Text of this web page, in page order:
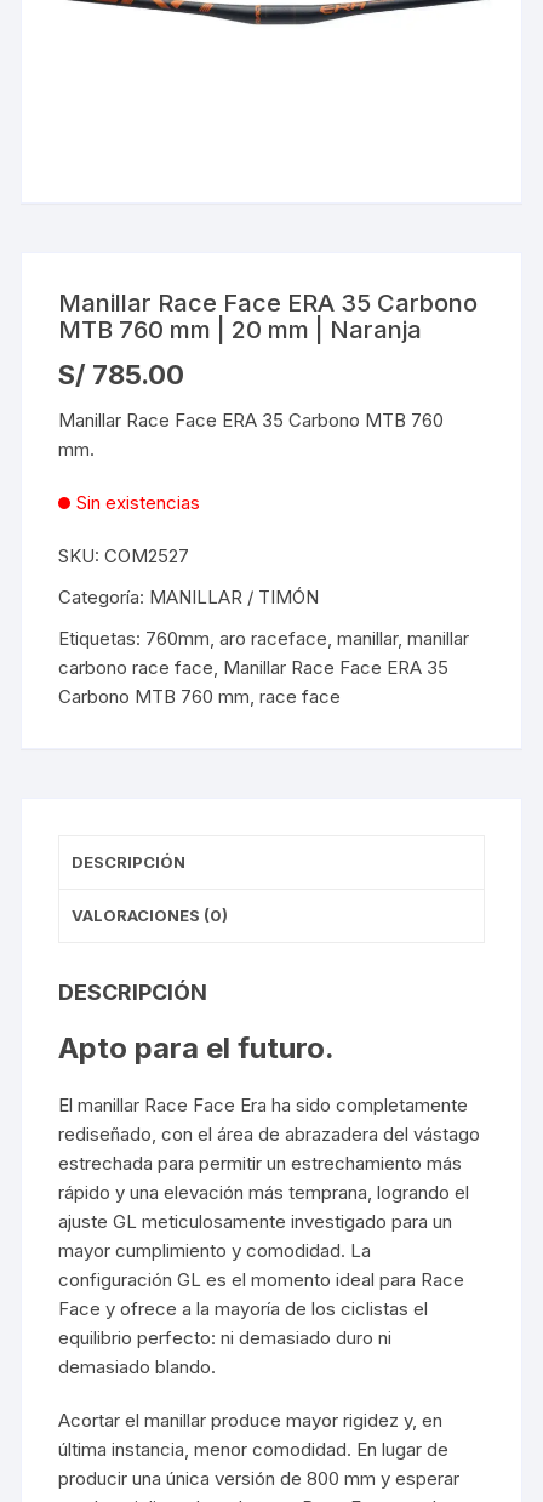
Manillar Race Face ERA 35 Carbono
MTB 760 mm | 20 mm | Naranja
S/ 785.00
Manillar Race Face ERA 35 Carbono MTB 760
mm.
Sin existencias
SKU:COM2527
Categoría: MANILLAR / TIMÓN
Etiquetas: 760mm,aro raceface,manillar,manillar
carbono race face, Manillar Race Face ERA 35
Carbono MTB 760 mm,race face
DESCRIPCIÓN
VALORACIONES (0)
DESCRIPCIÓN
Apto para el futuro.
El manillar Race Face Era ha sido completamente
rediseñado, con el área de abrazadera del vástago
estrechada para permitir un estrechamiento más
rápido y una elevación más temprana, logrando el
ajuste GL meticulosamente investigado para un
mayor cumplimiento y comodidad. La
configuración GL es el momento ideal para Race
Face y ofrece a la mayoría de los ciclistas el
equilibrio perfecto: ni demasiado duro ni
demasiado blando.
Acortar el manillar produce mayor rigidez y, en
última instancia, menor comodidad. En lugar de
producir una única versión de 800 mm y esperar